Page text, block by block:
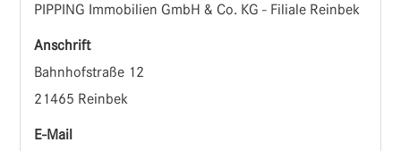
PIPPING Immobilien GmbH & Co. KG - Filiale Reinbek
Anschrift
Bahnhofstraße 12
21465 Reinbek
E-Mail